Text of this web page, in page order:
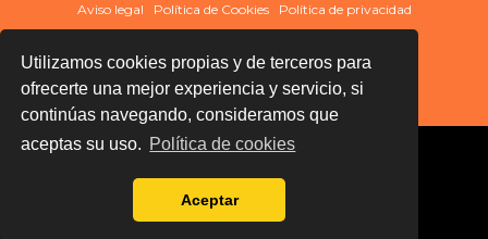
Utilizamos cookies propias y de terceros para
ofrecerte una mejor experiencia y servicio, si
continúas navegando, consideramos que
aceptas su uso. Política de cookies
Aceptar
Aviso legal Política de Cookies Política de privacidad
Términos y condiciones de uso